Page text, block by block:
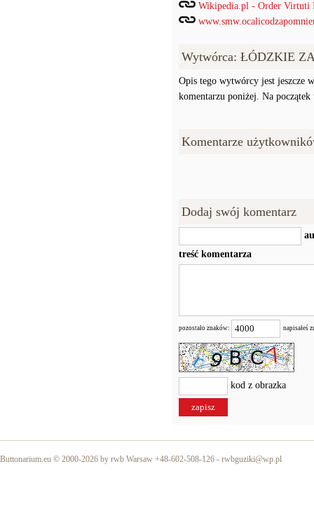
Wikipedia.pl - Order
Wytwórca: ŁÓDZKIE
Opis tego wytwórcy jest jeszcze
komentarzu poniżej. Na
Komentarze
Dodaj swój komentarz
treść komentarza
pozostało znaków: napisałeś
kod z obrazka
Buttonarium.eu © 2000-2026 by rwb Warsaw +48-602-508-126 - rwbguziki@wp.pl